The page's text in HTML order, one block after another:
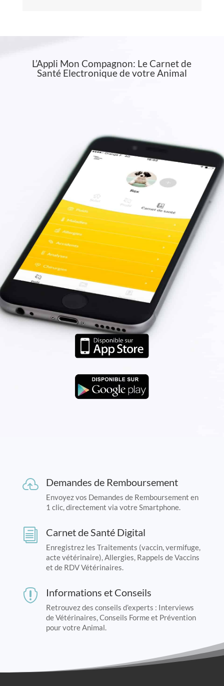
L’Appli Mon Compagnon: Le Carnet de
Santé Electronique de votre Animal
 Demandes de Remboursement
Envoyez vos Demandes de Remboursement en
1 clic, directement via votre Smartphone.
i Carnet de Santé Digital
Enregistrez les Traitements (vaccin, vermifuge,
acte vétérinaire), Allergies, Rappels de Vaccins
et de RDV Vétérinaires.
 Informations et Conseils
Retrouvez des conseils d’experts : Interviews
de Vétérinaires, Conseils Forme et Prévention
pour votre Animal.